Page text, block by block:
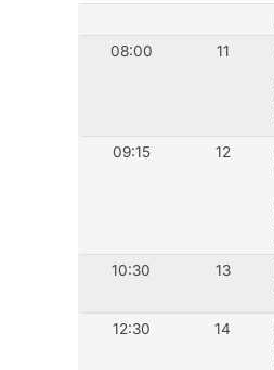
08:00
11
09:15 12
10:30 13
12:30 14